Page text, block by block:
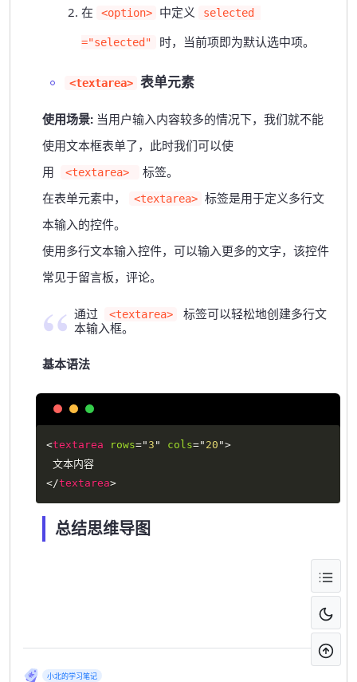
在
<option> 中定义 selected
="selected" 时，当前项即为默认选中项。
<textarea> 表单元素
使用场景: 当用户输入内容较多的情况下，我们就不能
使用文本框表单了，此时我们可以使
用
<textarea>
标签。
在表单元素中，
<textarea> 标签是用于定义多行文
本输入的控件。
使用多行文本输入控件，可以输入更多的文字，该控件
常见于留言板，评论。
通过 <textarea>
标签可以轻松地创建多行文
本输入框。
基本语法
<textarea rows="3 " cols=" 20 ">
</textarea>
总结思维导图
小北的学习笔记